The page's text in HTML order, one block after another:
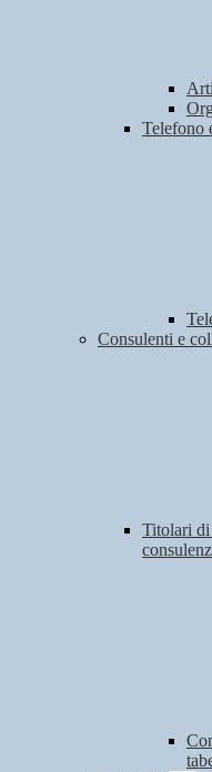
Telefono
Consulenti e
Titolari